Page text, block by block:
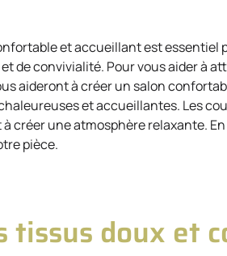
et accueillant est
de convivialité. Pour vous aider à
aideront à créer un salon
et accueillantes. Les
créer une atmosphère relaxante.
pièce.
tissus doux et